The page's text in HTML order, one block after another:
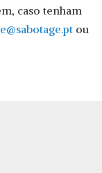
caso tenham
ou